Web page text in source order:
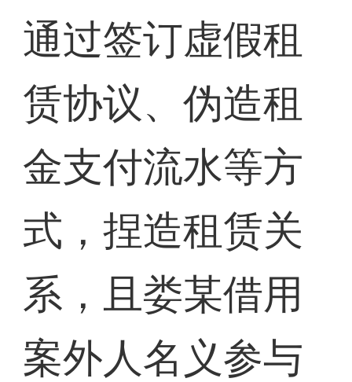
通过签订虚假租
赁协议、伪造租
金支付流水等方
式，捏造租赁关
系，且娄某借用
案外人名义参与